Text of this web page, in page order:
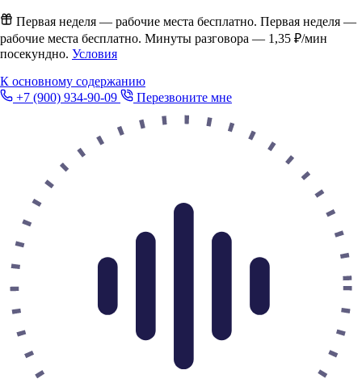
Первая неделя — рабочие места бесплатно. Первая неделя —
рабочие места бесплатно. Минуты разговора — 1,35 ₽/мин
посекундно. Условия
К основному содержанию
+7 (900) 934-90-09
Перезвоните мне